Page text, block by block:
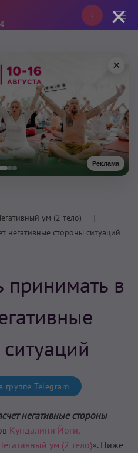
Реклама
×
ум (2 тело)
негативные стороны ситуаций
принимать в
группе Telegram
негативные стороны
Кундалини Йоги,
ум (2 тело)». Ниже
×